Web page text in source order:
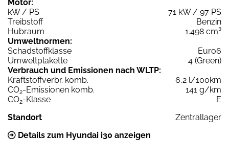
Motor:
kW / PS
71 kW / 97 PS
Treibstoff
Benzin
Hubraum
1.498 cm³
Umweltnormen:
Schadstoffklasse
Euro6
Umweltplakette
4 (Green)
Verbrauch und Emissionen nach WLTP:
Kraftstoffverbr. komb.
6,2 l/100km
CO2-Emissionen komb.
141 g/km
CO2-Klasse
E
Standort
Zentrallager
Details zum Hyundai i30 anzeigen